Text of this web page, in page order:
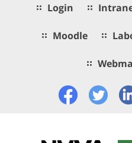
Login
Moodle